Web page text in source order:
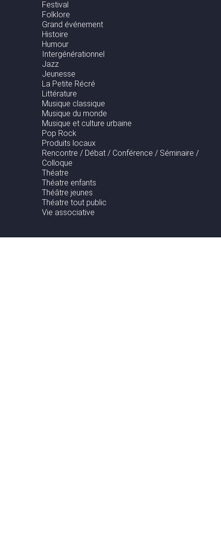
Festival
Folklore
Grand événement
Histoire
Humour
Intergénérationnel
Jazz
Jeunesse
La Petite Récré
Littérature
Musique classique
Musique du monde
Musique et culture urbaine
Pop Rock
Produits locaux
Rencontre / Débat / Conférence / Séminaire /
Colloque
Théatre
Théatre enfants
Théâtre jeunes
Théatre tout public
Vie associative